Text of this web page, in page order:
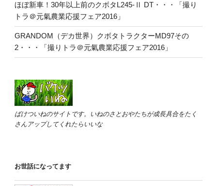
ほぼ新車！30年以上前のクボタL245-Ⅱ DT・・・「撮り
トラ＠元氣農業応援フェア2016」
GRANDOM（デカ世界）クボタトラクターMD97その
2・・・「撮りトラ＠元氣農業応援フェア2016」
ばけついねのサイトです。いねのさとおやたちが成長具合をたく
さんアップしてくれたらいいな
お世話になってます